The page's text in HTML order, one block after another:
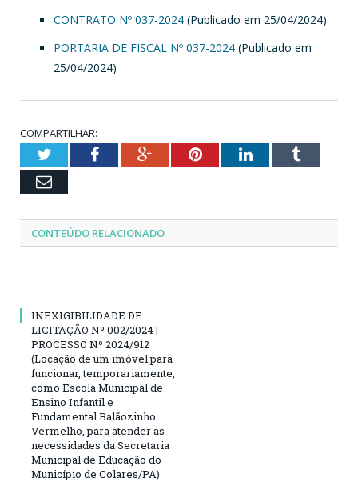
CONTRATO Nº 037-2024 (Publicado em 25/04/2024)
PORTARIA DE FISCAL Nº 037-2024 (Publicado em
25/04/2024)
COMPARTILHAR:
TwitterFacebookGoogle+PinterestLinkedInTumblr
Email
CONTEÚDO RELACIONADO
INEXIGIBILIDADE DE
LICITAÇÃO Nº 002/2024 |
PROCESSO Nº 2024/912
(Locação de um imóvel para
funcionar, temporariamente,
como Escola Municipal de
Ensino Infantil e
Fundamental Balãozinho
Vermelho, para atender as
necessidades da Secretaria
Municipal de Educação do
Município de Colares/PA)